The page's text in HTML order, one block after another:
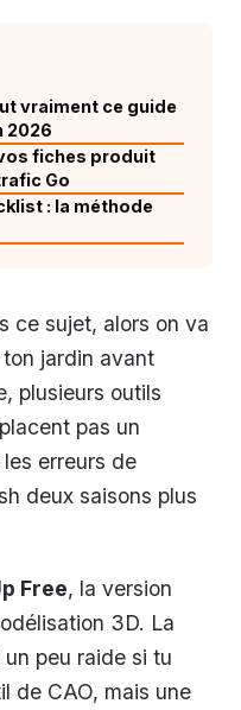
vraiment ce guide
2026
fiches produit
Go
: la méthode
ce sujet, alors on va
jardin avant
plusieurs outils
pas un
erreurs de
deux saisons plus
Free, la version
3D. La
peu raide si tu
de CAO, mais une